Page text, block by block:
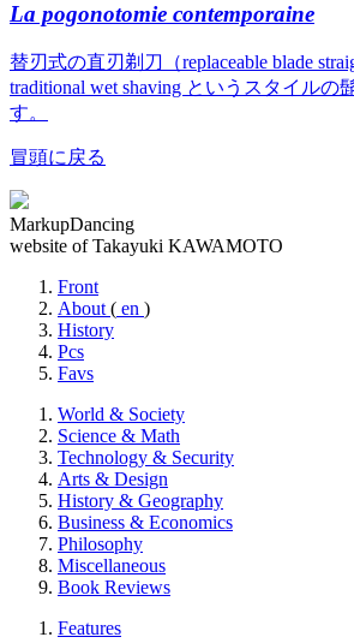
La pogonotomie contemporaine
替刃式の直刃剃刀（replaceable blade
traditional wet shaving というスタイルの
す。
冒頭に戻る
MarkupDancing
website of Takayuki KAWAMOTO
Front
About ( en )
History
Pcs
Favs
World & Society
Science & Math
Technology & Security
Arts & Design
History & Geography
Business & Economics
Philosophy
Miscellaneous
Book Reviews
Features